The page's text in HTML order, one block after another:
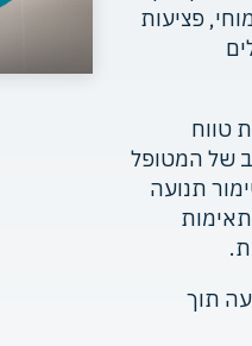
פציעות
טווח
של המטופל
תנועה
תוך